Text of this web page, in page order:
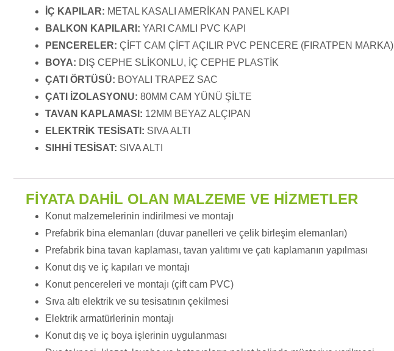
İÇ KAPILAR: METAL KASALI AMERİKAN PANEL KAPI
BALKON KAPILARI: YARI CAMLI PVC KAPI
PENCERELER: ÇİFT CAM ÇİFT AÇILIR PVC PENCERE (FIRATPEN MARKA)
BOYA: DIŞ CEPHE SLİKONLU, İÇ CEPHE PLASTİK
ÇATI ÖRTÜSÜ: BOYALI TRAPEZ SAC
ÇATI İZOLASYONU: 80MM CAM YÜNÜ ŞİLTE
TAVAN KAPLAMASI: 12MM BEYAZ ALÇIPAN
ELEKTRİK TESİSATI: SIVA ALTI
SIHHİ TESİSAT: SIVA ALTI
FİYATA DAHİL OLAN MALZEME VE HİZMETLER
Konut malzemelerinin indirilmesi ve montajı
Prefabrik bina elemanları (duvar panelleri ve çelik birleşim elemanları)
Prefabrik bina tavan kaplaması, tavan yalıtımı ve çatı kaplamanın yapılması
Konut dış ve iç kapıları ve montajı
Konut pencereleri ve montajı (çift cam PVC)
Sıva altı elektrik ve su tesisatının çekilmesi
Elektrik armatürlerinin montajı
Konut dış ve iç boya işlerinin uygulanması